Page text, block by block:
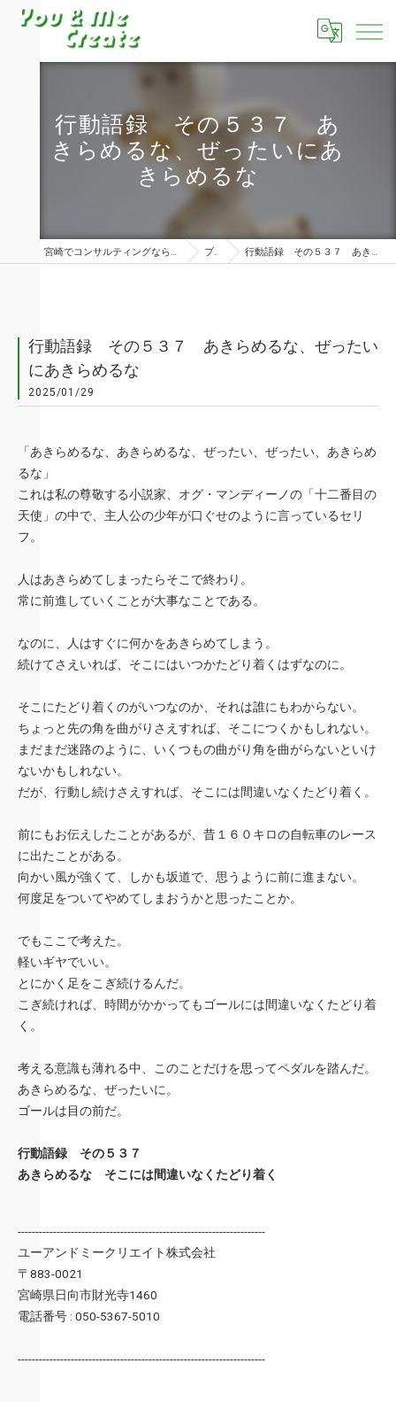
行動語録 その５３７ あ
きらめるな、ぜったいにあ
きらめるな
宮崎でコンサルティングならユーアンドミークリエイト株式会社 ブログ 行動語録 その５３７ あきらめるな、ぜったいにあきらめるな
行動語録 その５３７ あきらめるな、ぜったい
にあきらめるな
2025/01/29
「あきらめるな、あきらめるな、ぜったい、ぜったい、あきらめ
るな」
これは私の尊敬する小説家、オグ・マンディーノの「十二番目の
天使」の中で、主人公の少年が口ぐせのように言っているセリ
フ。
人はあきらめてしまったらそこで終わり。
常に前進していくことが大事なことである。
なのに、人はすぐに何かをあきらめてしまう。
続けてさえいれば、そこにはいつかたどり着くはずなのに。
そこにたどり着くのがいつなのか、それは誰にもわからない。
ちょっと先の角を曲がりさえすれば、そこにつくかもしれない。
まだまだ迷路のように、いくつもの曲がり角を曲がらないといけ
ないかもしれない。
だが、行動し続けさえすれば、そこには間違いなくたどり着く。
前にもお伝えしたことがあるが、昔１６０キロの自転車のレース
に出たことがある。
向かい風が強くて、しかも坂道で、思うように前に進まない。
何度足をついてやめてしまおうかと思ったことか。
でもここで考えた。
軽いギヤでいい。
とにかく足をこぎ続けるんだ。
こぎ続ければ、時間がかかってもゴールには間違いなくたどり着
く。
考える意識も薄れる中、このことだけを思ってペダルを踏んだ。
あきらめるな、ぜったいに。
ゴールは目の前だ。
行動語録 その５３７
あきらめるな そこには間違いなくたどり着く
----------------------------------------------------------------------
ユーアンドミークリエイト株式会社
〒883-0021
宮崎県日向市財光寺1460
電話番号 : 050-5367-5010
----------------------------------------------------------------------